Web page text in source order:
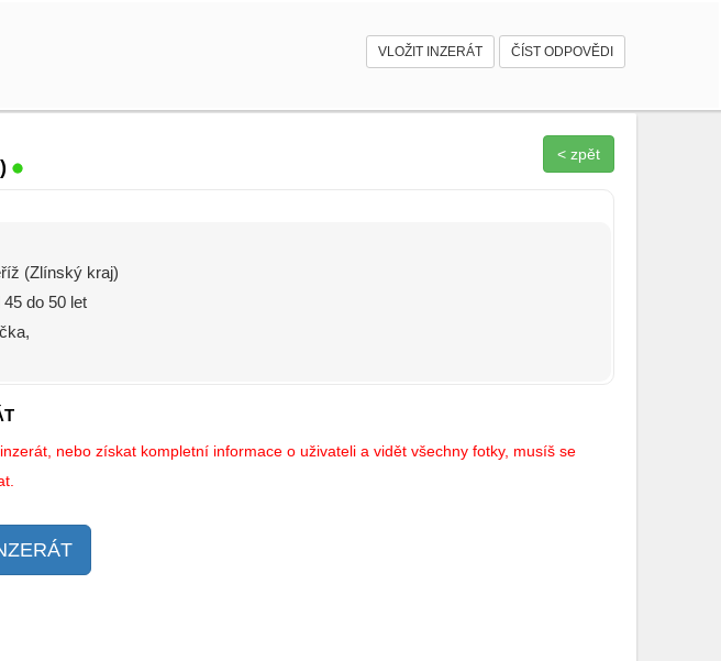
VLOŽIT INZERÁT ČÍST ODPOVĚDI
< zpět
(Zlínský kraj)
do 50 let
nebo získat kompletní informace o uživateli a vidět všechny fotky, musíš se